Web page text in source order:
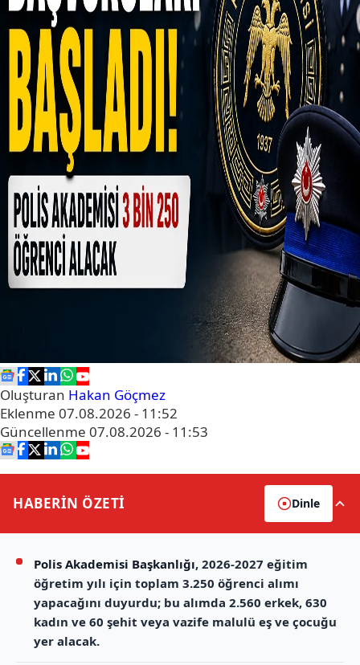
Oluşturan Hakan Göçmez
Eklenme 07.08.2026 - 11:52
Güncellenme 07.08.2026 - 11:53
HABERİN ÖZETİ Dinle
Polis Akademisi Başkanlığı, 2026-2027 eğitim
öğretim yılı için toplam 3.250 öğrenci alımı
yapacağını duyurdu; bu alımda 2.560 erkek, 630
kadın ve 60 şehit veya vazife malulü eş ve çocuğu
yer alacak.